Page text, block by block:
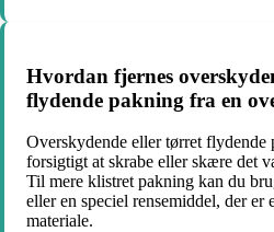
Hvordan fjernes
flydende pakning fra en
Overskydende eller tørret flydende
forsigtigt at skrabe eller skære det
Til mere klistret pakning kan du
eller en speciel rensemiddel, der er
materiale.